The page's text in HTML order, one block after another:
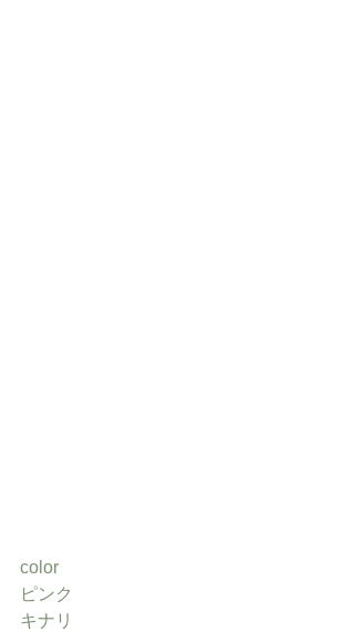
color
ピンク
キナリ